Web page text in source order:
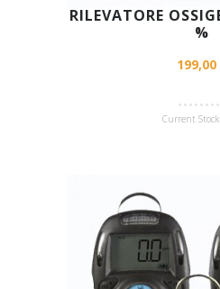
RILEVATORE
%
199,00
Current Stock